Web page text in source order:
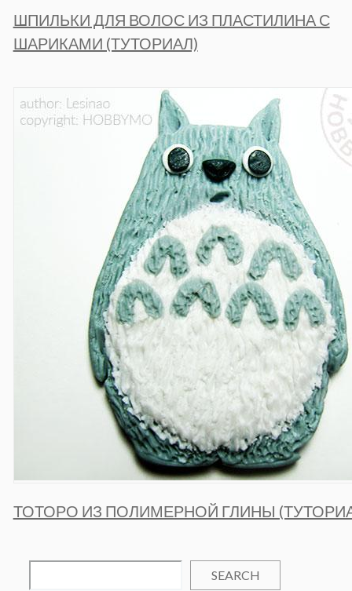
ШПИЛЬКИ ДЛЯ ВОЛОС ИЗ ПЛАСТИЛИНА С
ШАРИКАМИ (ТУТОРИАЛ)
ТОТОРО ИЗ ПОЛИМЕРНОЙ ГЛИНЫ
SEARCH